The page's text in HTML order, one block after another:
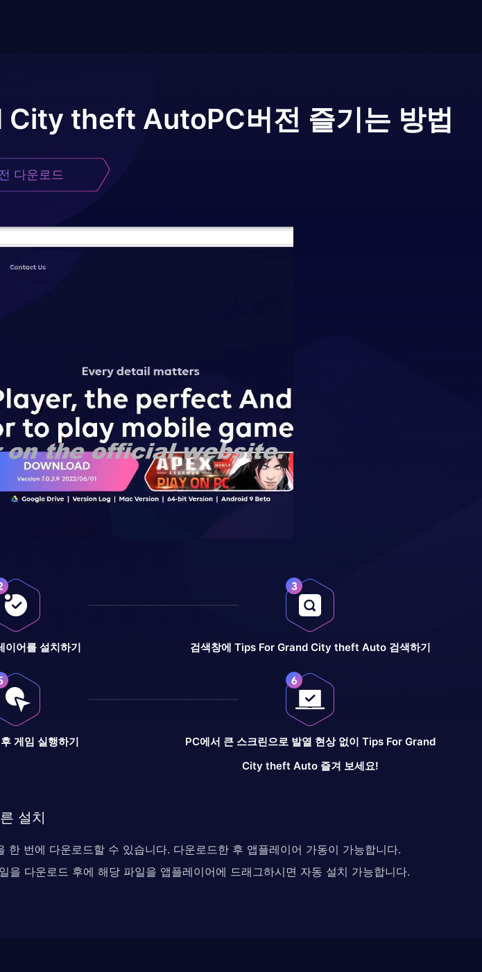
City theft AutoPC버전 즐기는 방법
다운로드
이어를 설치하기 검색창에 Tips For Grand City theft Auto 검색하기
게임 실행하기
PC에서 큰 스크린으로 발열 현상 없이 Tips For Grand
City theft Auto 즐겨 보세요!
설치
번에 다운로드할 수 있습니다. 다운로드한 후 앱플레이어 가동이 가능합니다.
다운로드 후에 해당 파일을 앱플레이어에 드래그하시면 자동 설치 가능합니다.